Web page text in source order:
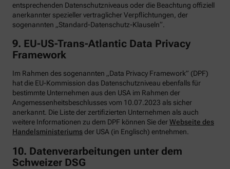
entsprechenden Datenschutzniveaus oder die Beachtung offiziell
anerkannter spezieller vertraglicher Verpflichtungen, der
sogenannten „Standard-Datenschutz-Klauseln“.
9. EU-US-Trans-Atlantic Data Privacy
Framework
Im Rahmen des sogenannten „Data Privacy Framework” (DPF)
hat die EU-Kommission das Datenschutzniveau ebenfalls für
bestimmte Unternehmen aus den USA im Rahmen der
Angemessenheitsbeschlusses vom 10.07.2023 als sicher
anerkannt. Die Liste der zertifizierten Unternehmen als auch
weitere Informationen zu dem DPF können Sie derWebseite des
Handelsministeriumsder USA (in Englisch) entnehmen.
10. Datenverarbeitungen unter dem
Schweizer DSG